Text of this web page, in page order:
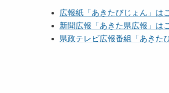
広報紙「あきたびじょん」は
新聞広報「あきた県広報」は
県政テレビ広報番組「あきた